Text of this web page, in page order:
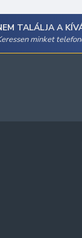
TALÁLJA A
minket